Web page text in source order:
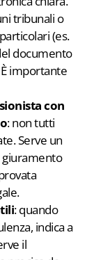
tribunali o
(es.
documento
importante
con
: non tutti
Serve un
giuramento
: quando
indica a
il